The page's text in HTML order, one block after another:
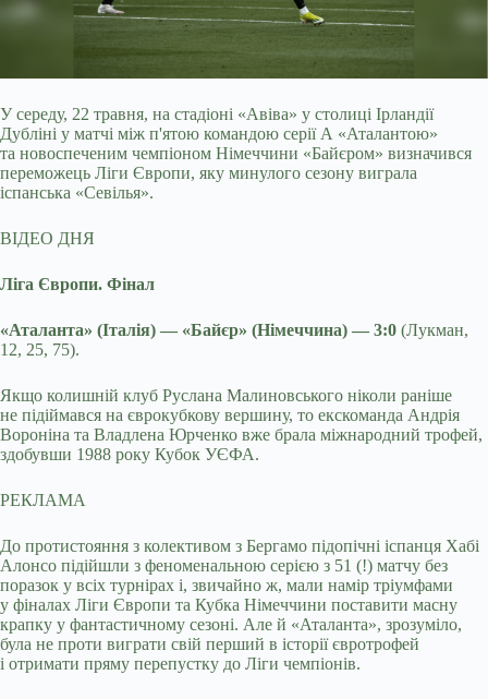
У середу, 22 травня, на стадіоні «Авіва» у столиці Ірландії
Дубліні у матчі між п'ятою командою серії А «Аталантою»
та новоспеченим чемпіоном Німеччини «Байєром» визначився
переможець Ліги Європи, яку минулого сезону виграла
іспанська «Севілья».
ВІДЕО ДНЯ
Ліга Європи. Фінал
«Аталанта» (Італія) — «Байєр» (Німеччина) — 3:0 (Лукман,
12, 25, 75).
Якщо колишній клуб Руслана Малиновського ніколи раніше
не підіймався на єврокубкову вершину, то екскоманда Андрія
Вороніна та Владлена Юрченко вже брала міжнародний трофей,
здобувши 1988 року Кубок УЄФА.
РЕКЛАМА
До протистояння з колективом з Бергамо підопічні іспанця Хабі
Алонсо підійшли з феноменальною серією з 51 (!) матчу без
поразок у всіх турнірах і, звичайно ж, мали намір тріумфами
у фіналах Ліги Європи та Кубка Німеччини поставити масну
крапку у фантастичному сезоні. Але й «Аталанта», зрозуміло,
була не проти виграти свій перший в історії євротрофей
і отримати пряму перепустку до Ліги чемпіонів.